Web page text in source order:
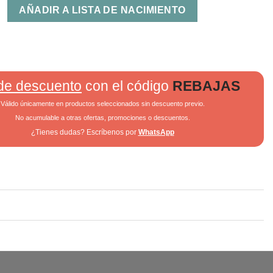
AÑADIR A LISTA DE NACIMIENTO
descuento con el código REBAJAS
Válido únicamente en productos seleccionados sin descuento previo.
No acumulable a otras ofertas, promociones o descuentos.
¿Tienes dudas? Escríbenos por WhatsApp